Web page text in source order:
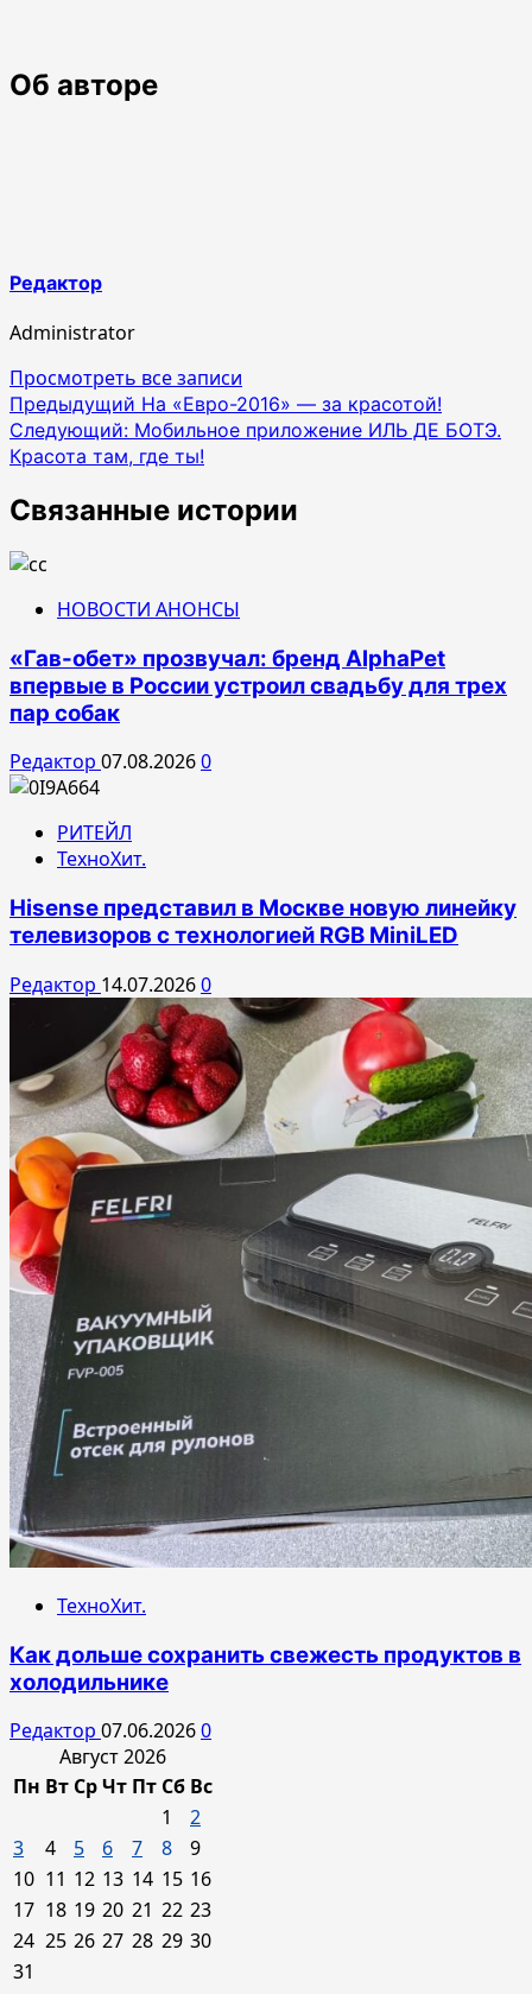
Об авторе
Редактор
Administrator
Просмотреть все записи
Навигация
по
записям
Предыдущий На «Евро-2016» — за красотой!
Следующий: Мобильное приложение ИЛЬ ДЕ БОТЭ.
Красота там, где ты!
Связанные истории
НОВОСТИ АНОНСЫ
«Гав-обет» прозвучал: бренд AlphaPet
впервые в России устроил свадьбу для трех
пар собак
Редактор 07.08.20260
РИТЕЙЛ
ТехноХит.
Hisense представил в Москве новую линейку
телевизоров с технологией RGB MiniLED
Редактор 14.07.20260
ТехноХит.
Как дольше сохранить свежесть продуктов в
холодильнике
Редактор 07.06.20260
Август 2026
Пн Вт СрЧт Пт Сб Вс
1
2
3
4 5 6 7 8
9
10 11 12 13 14 15 16
17 18 19 20 21 22 23
24 25 26 27 28 29 30
31